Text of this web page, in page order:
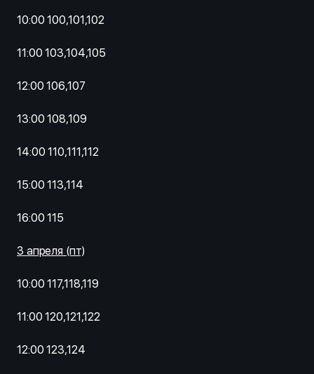
10:00 100,101,102
11:00 103,104,105
12:00 106,107
13:00 108,109
14:00 110,111,112
15:00 113,114
16:00 115
3 апреля (пт)
10:00 117,118,119
11:00 120,121,122
12:00 123,124